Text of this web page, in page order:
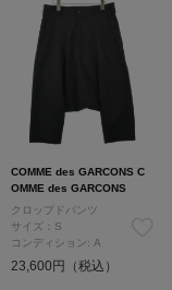
COMME des GARCONS C
OMME des GARCONS
クロップドパンツ
サイズ：S
コンディション: A
23,600円（税込）